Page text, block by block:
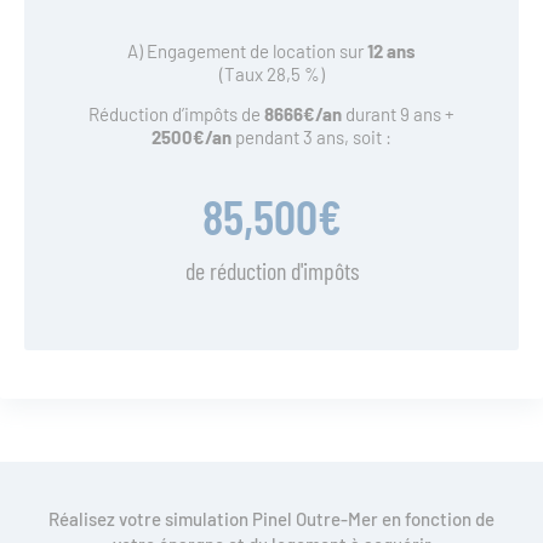
A) Engagement de location sur12 ans
(Taux 28,5 %)
Réduction d’impôts de 8666€/an durant 9 ans +
2500€/an pendant 3 ans, soit :
de réduction d'impôts
85,500€
Réalisez votre simulation Pinel Outre-Mer en fonction de